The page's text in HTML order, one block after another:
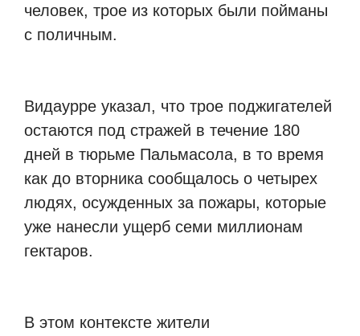
человек, трое из которых были пойманы
с поличным.
Видаурре указал, что трое поджигателей
остаются под стражей в течение 180
дней в тюрьме Пальмасола, в то время
как до вторника сообщалось о четырех
людях, осужденных за пожары, которые
уже нанесли ущерб семи миллионам
гектаров.
В этом контексте жители